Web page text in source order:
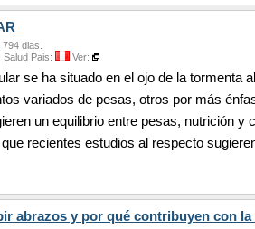
794 dias.
Salud Pais: Ver:
se ha situado en el ojo de la tormenta
variados de pesas, otros por más
un equilibrio entre pesas, nutrición y
recientes estudios al respecto
abrazos y por qué contribuyen con la